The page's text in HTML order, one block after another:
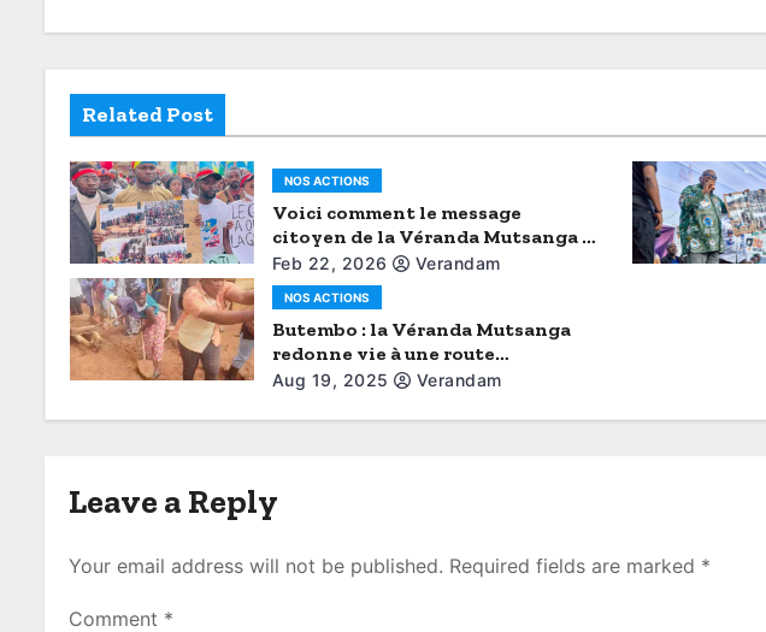
i
g
a
t
o
n
Related Post
NOS ACTIONS
Voici comment le message
citoyen de la Véranda Mutsanga a
brisé le protocole (Aimé Boji à
Butembo)
Feb 22, 2026 Verandam
NOS ACTIONS
Butembo : la Véranda Mutsanga
redonne vie à une route
abandonnée
Aug 19, 2025 Verandam
Leave a Reply
Your email address will not be published. Required fields are marked *
Comment *